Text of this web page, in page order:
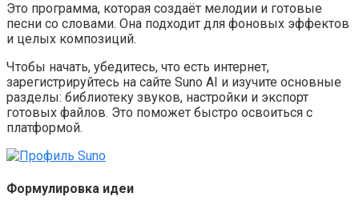
Это программа, которая создаёт мелодии и готовые
песни со словами. Она подходит для фоновых эффектов
и целых композиций.
Чтобы начать, убедитесь, что есть интернет,
зарегистрируйтесь на сайте Suno AI и изучите основные
разделы: библиотеку звуков, настройки и экспорт
готовых файлов. Это поможет быстро освоиться с
платформой.
Формулировка идеи